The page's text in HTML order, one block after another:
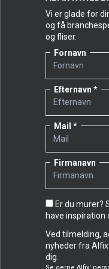
Vi er glade for
og få
og fliser.
Fornavn
Efternavn
Mail
Firmanavn
Er du murer?
have inspiration
Ved tilmelding,
nyheder fra
dig.